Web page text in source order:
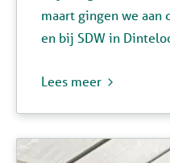
maart gingen we aan
en bij SDW in
Lees meer